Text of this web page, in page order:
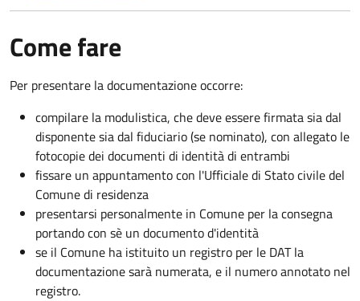
Come fare
Per presentare la documentazione occorre:
compilare la modulistica, che deve essere firmata sia dal
disponente sia dal fiduciario (se nominato), con allegato le
fotocopie dei documenti di identità di entrambi
fissare un appuntamento con l'Ufficiale di Stato civile del
Comune di residenza
presentarsi personalmente in Comune per la consegna
portando con sè un documento d'identità
se il Comune ha istituito un registro per le DAT la
documentazione sarà numerata, e il numero annotato nel
registro.